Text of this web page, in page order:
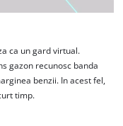
ca un gard virtual.
gazon recunosc banda
benzii. In acest fel,
timp.